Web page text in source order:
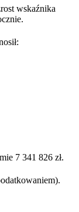
wskaźnika
7 341 826 zł.